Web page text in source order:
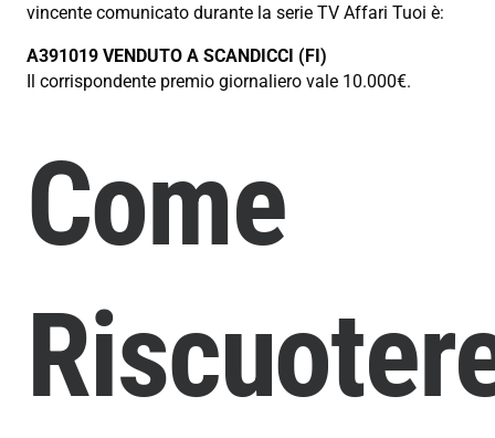
vincente comunicato durante la serie TV Affari Tuoi è:
A391019 VENDUTO A SCANDICCI (FI)
Il corrispondente premio giornaliero vale 10.000€.
Come